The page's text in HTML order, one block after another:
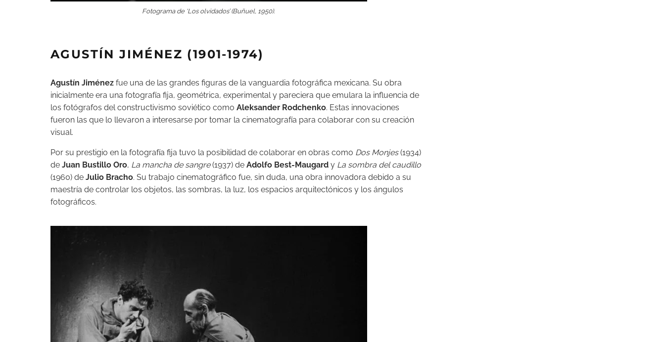
Fotograma de ‘Los olvidados’ (Buñuel, 1950).
AGUSTÍN JIMÉNEZ (1901-1974)
Agustín Jiménez fue una de las grandes figuras de la vanguardia fotográfica mexicana. Su obra
inicialmente era una fotografía fija, geométrica, experimental y pareciera que emulara la influencia de
los fotógrafos del constructivismo soviético como Aleksander Rodchenko. Estas innovaciones
fueron las que lo llevaron a interesarse por tomar la cinematografía para colaborar con su creación
visual.
Por su prestigio en la fotografía fija tuvo la posibilidad de colaborar en obras como Dos Monjes (1934)
de Juan Bustillo Oro, La mancha de sangre (1937) de Adolfo Best-Maugard y La sombra del caudillo
(1960) de Julio Bracho. Su trabajo cinematográfico fue, sin duda, una obra innovadora debido a su
maestría de controlar los objetos, las sombras, la luz, los espacios arquitectónicos y los ángulos
fotográficos.